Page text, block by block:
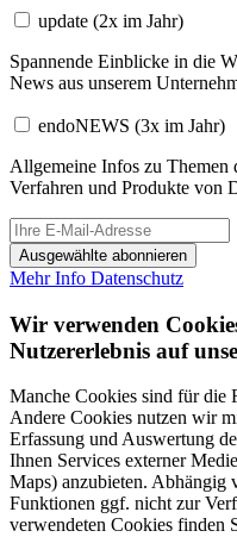
update (2x im Jahr)
Spannende Einblicke in die
News aus unserem
endoNEWS (3x im Jahr)
Allgemeine Infos zu Themen
Verfahren und Produkte von
Ausgewählte abonnieren
Mehr Info Datenschutz
Wir verwenden
Nutzererlebnis auf
Manche Cookies sind für die
Andere Cookies nutzen wir
Erfassung und Auswertung
Ihnen Services externer
Maps) anzubieten. Abhängig
Funktionen ggf. nicht zur
verwendeten Cookies finden